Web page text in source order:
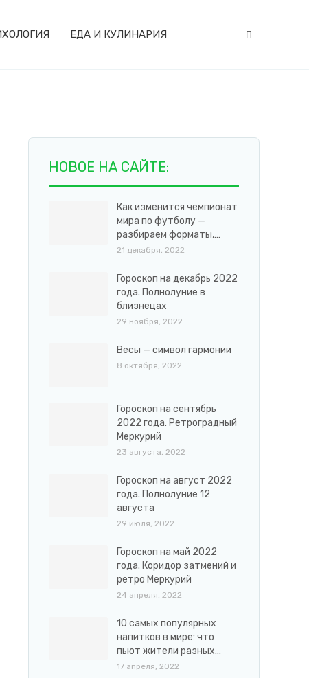
ЕДА И КУЛИНАРИЯ
НОВОЕ НА САЙТЕ:
Как изменится чемпионат
мира по футболу —
разбираем форматы,…
21 декабря, 2022
Гороскоп на декабрь 2022
года. Полнолуние в
близнецах
29 ноября, 2022
Весы — символ гармонии
8 октября, 2022
Гороскоп на сентябрь
2022 года. Ретроградный
Меркурий
23 августа, 2022
Гороскоп на август 2022
года. Полнолуние 12
августа
29 июля, 2022
Гороскоп на май 2022
года. Коридор затмений и
ретро Меркурий
24 апреля, 2022
10 самых популярных
напитков в мире: что
пьют жители разных…
17 апреля, 2022